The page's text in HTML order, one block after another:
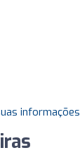
informações